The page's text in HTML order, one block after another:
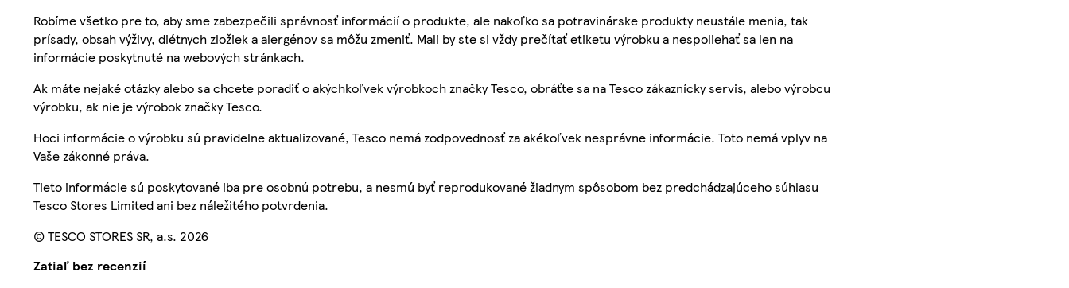
Robíme všetko pre to, aby sme zabezpečili správnosť informácií o produkte, ale nakoľko sa potravinárske produkty neustále menia, tak
prísady, obsah výživy, diétnych zložiek a alergénov sa môžu zmeniť. Mali by ste si vždy prečítať etiketu výrobku a nespoliehať sa len na
informácie poskytnuté na webových stránkach.
Ak máte nejaké otázky alebo sa chcete poradiť o akýchkoľvek výrobkoch značky Tesco, obráťte sa na Tesco zákaznícky servis, alebo výrobcu
výrobku, ak nie je výrobok značky Tesco.
Hoci informácie o výrobku sú pravidelne aktualizované, Tesco nemá zodpovednosť za akékoľvek nesprávne informácie. Toto nemá vplyv na
Vaše zákonné práva.
Tieto informácie sú poskytované iba pre osobnú potrebu, a nesmú byť reprodukované žiadnym spôsobom bez predchádzajúceho súhlasu
Tesco Stores Limited ani bez náležitého potvrdenia.
© TESCO STORES SR, a.s. 2026
Zatiaľ bez recenzií